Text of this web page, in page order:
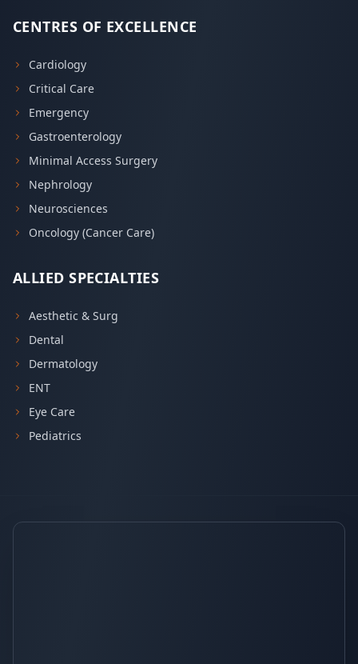
CENTRES OF EXCELLENCE
Cardiology
Critical Care
Emergency
Gastroenterology
Minimal Access Surgery
Nephrology
Neurosciences
Oncology (Cancer Care)
ALLIED SPECIALTIES
Aesthetic & Surg
Dental
Dermatology
ENT
Eye Care
Pediatrics